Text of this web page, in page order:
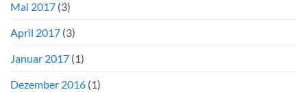
Mai 2017 (3)
April 2017 (3)
Januar 2017 (1)
Dezember 2016 (1)